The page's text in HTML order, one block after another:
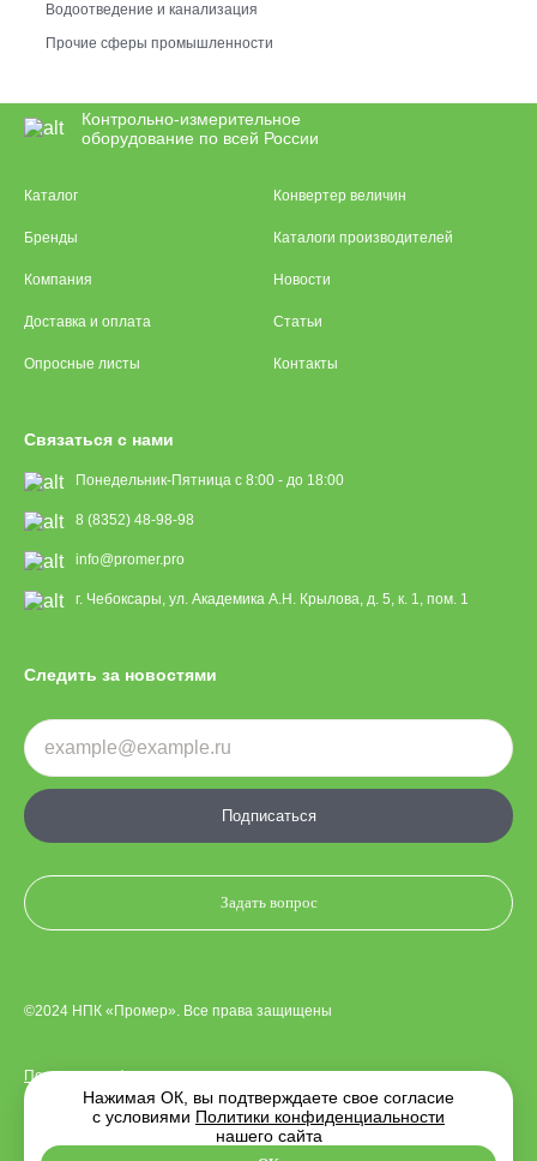
Водоотведение и канализация
Прочие сферы промышленности
Контрольно-измерительное
оборудование по всей России
Каталог
Бренды
Компания
Доставка и оплата
Опросные листы
Конвертер величин
Каталоги производителей
Новости
Статьи
Контакты
Связаться с нами
Понедельник-Пятница с 8:00 - до 18:00
8 (8352) 48-98-98
info@promer.pro
г. Чебоксары, ул. Академика А.Н. Крылова, д. 5, к. 1, пом. 1
Следить за новостями
Подписаться
Задать вопрос
©2024 НПК «Промер». Все права защищены
Политика конфиденциальности
Indigo Amigo. Разработка —
Нажимая ОК, вы подтверждаете свое согласие
с условиями Политики конфиденциальности
нашего сайта